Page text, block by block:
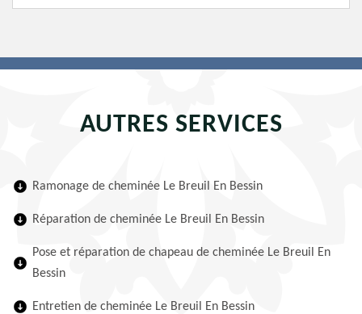
AUTRES SERVICES
Ramonage de cheminée Le Breuil En Bessin
Réparation de cheminée Le Breuil En Bessin
Pose et réparation de chapeau de cheminée Le Breuil En
Bessin
Entretien de cheminée Le Breuil En Bessin